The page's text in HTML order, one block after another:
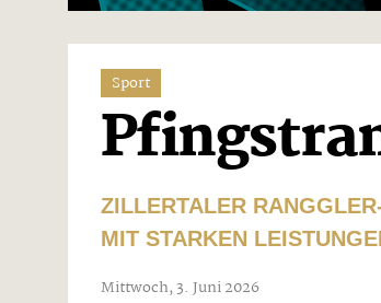
Sport
ZILLERTALER
MIT STARKEN
Mittwoch, 3. Juni 2026